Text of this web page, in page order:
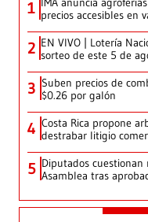
1 precios accesibles en
2 EN VIVO | Lotería
sorteo de este 5 de
3 Suben precios de
$0.26 por galón
4 Costa Rica propone
destrabar litigio
5 Diputados
Asamblea tras